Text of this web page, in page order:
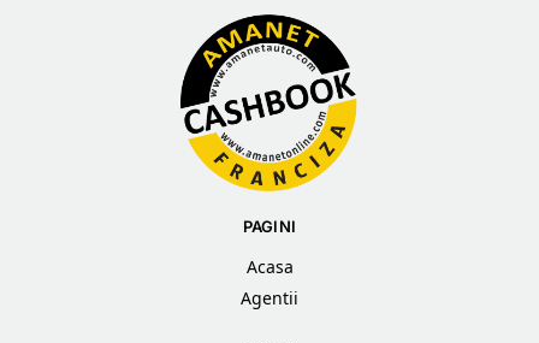
PAGINI
Acasa
Agentii